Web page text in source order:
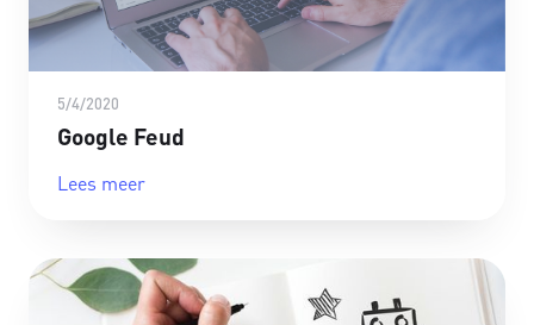
5/4/2020
Google Feud
Lees meer